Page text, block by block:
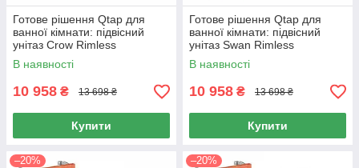
Готове рішення Qtap для
ванної кімнати: підвісний
унітаз Crow Rimless
520х360х290 + комплект
інсталяції Nest 4 в 1 (лінійна
В наявності
10 958 ₴ 13 698 ₴
Купити
Готове рішення Qtap для
ванної кімнати: підвісний
унітаз Swan Rimless
520х360х320 + комплект
інсталяції Nest 4 в 1 (лінійна
В наявності
10 958 ₴ 13 698 ₴
Купити
–20% –20%